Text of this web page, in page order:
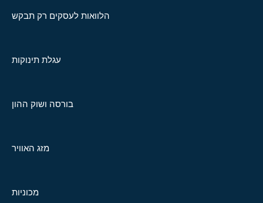
הלוואות לעסקים רק תבקש
עגלת תינוקות
בורסה ושוק ההון
מזג האוויר
מכוניות